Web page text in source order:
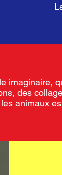
imaginaire,
des
animaux